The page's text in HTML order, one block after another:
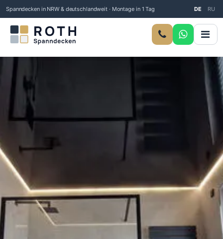
Spanndecken in NRW & deutschlandweit · Montage in 1 Tag DE RU